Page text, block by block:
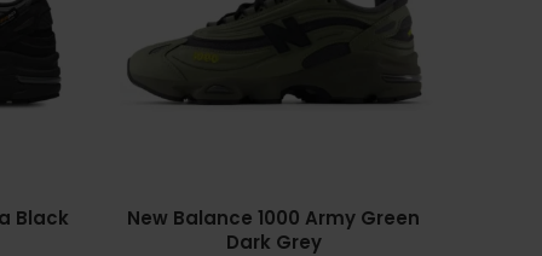
AIR JORDAN 1 MID
AIR JORDAN 4
New Balance 1000 Army Green
Dark Grey
Black